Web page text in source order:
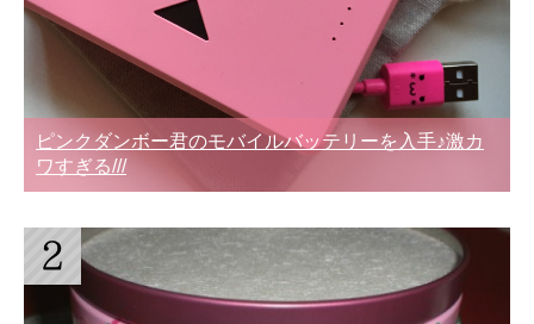
ピンクダンボー君のモバイルバッテリーを入手♪激カ
ワすぎる///